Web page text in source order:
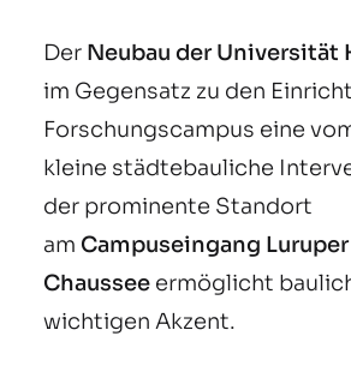
Der Neubau der Universität
im Gegensatz zu den
Forschungscampus eine
kleine städtebauliche
der prominente Standort
am Campuseingang Luruper
Chausseeermöglicht
wichtigen Akzent.